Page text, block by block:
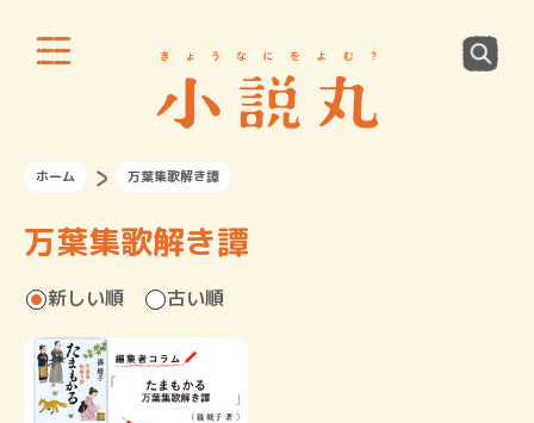
ホーム 万葉集歌解き譚
万葉集歌解き譚
新しい順 古い順